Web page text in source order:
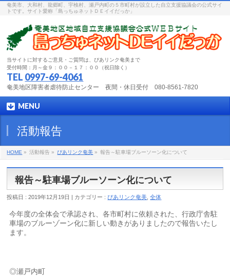
奄美市、大和村、龍郷町、宇検村、瀬戸内町の５市町村が設立した自立支援協議会の公式サイ
トです。サイト愛称「島っちゅネットＤＥイイだっか」
当サイトに対するご意見・ご質問は、ぴあリンク奄美まで
受付時間：月～金９：００－１７：００（祝日除く）
TEL 0997-69-4061
奄美地区障害者虐待防止センター 夜間・休日受付 080-8561-7820
MENU
活動報告
HOME » 活動報告 » ぴあリンク奄美 » 報告～駐車場ブルーソーン化について
報告～駐車場ブルーソーン化について
投稿日 : 2019年12月19日 | カテゴリー :ぴあリンク奄美 ,全体
今年度の全体会で承認され、各市町村に依頼された、行政庁舎駐
車場のブルーゾーン化に新しい動きがありましたので報告いたし
ます。
◎瀬戸内町